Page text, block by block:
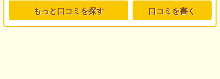
もっと口コミを探す 口コミを書く